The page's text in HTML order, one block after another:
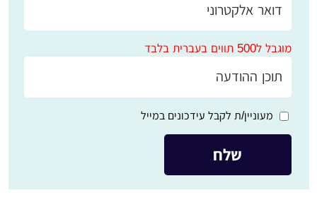
מוגבל ל500 תווים בעברית בלבד
מעוניין/ת לקבל עידכונים במייל